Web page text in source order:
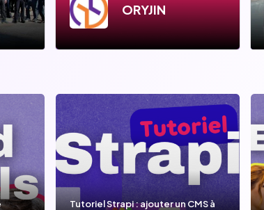
ORYJIN
Tutoriel Strapi : ajouter un CMS à